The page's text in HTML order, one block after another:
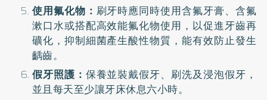
使用氟化物： 刷牙時應同時使用含氟牙膏、含氟
漱口水或搭配高效能氟化物使用，以促進牙齒再
礦化，抑制細菌產生酸性物質，能有效防止發生
齲齒。
假牙照護： 保養並裝戴假牙、刷洗及浸泡假牙，
並且每天至少讓牙床休息六小時。